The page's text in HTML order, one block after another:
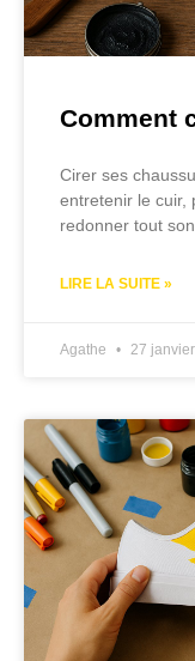
Comment
Cirer ses
entretenir le cuir,
redonner tout
LIRE LA SUITE »
Agathe 27